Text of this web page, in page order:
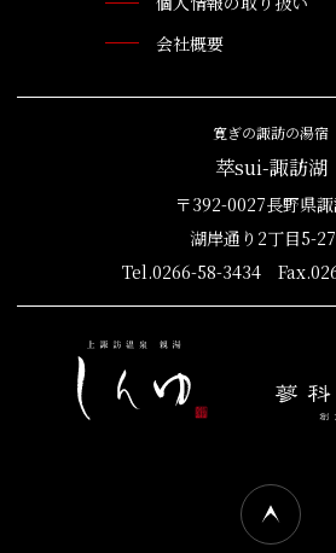
会社概要
寛ぎの諏訪の湯宿
萃sui-諏訪湖
〒392-0027長野県
湖岸通り2丁目5-
Tel.0266-58-3434